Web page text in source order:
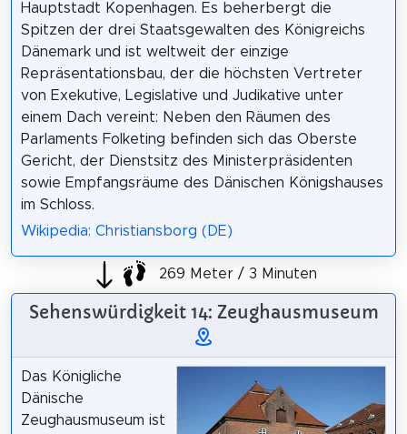
Hauptstadt Kopenhagen. Es beherbergt die
Spitzen der drei Staatsgewalten des Königreichs
Dänemark und ist weltweit der einzige
Repräsentationsbau, der die höchsten Vertreter
von Exekutive, Legislative und Judikative unter
einem Dach vereint: Neben den Räumen des
Parlaments Folketing befinden sich das Oberste
Gericht, der Dienstsitz des Ministerpräsidenten
sowie Empfangsräume des Dänischen Königshauses
im Schloss.
Wikipedia: Christiansborg (DE)
269 Meter / 3 Minuten
Sehenswürdigkeit 14: Zeughausmuseum
Das Königliche
Dänische
Zeughausmuseum ist